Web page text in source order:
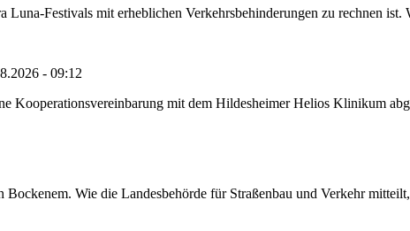
Festivals mit erheblichen Verkehrsbehinderungen zu rechnen ist.
- 09:12
Kooperationsvereinbarung mit dem Hildesheimer Helios Klinikum
Wie die Landesbehörde für Straßenbau und Verkehr